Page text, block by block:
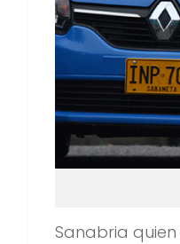
Sanabria